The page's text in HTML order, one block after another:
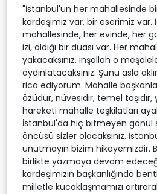
"İstanbul'un her mahallesinde
kardeşimiz var, bir eserimiz var.
mahallesinde, her evinde, her
izi, aldığı bir duası var. Her
yakacaksınız, inşallah o
aydınlatacaksınız. Şunu asla
rica ediyorum. Mahalle
özüdür, nüvesidir, temel taşıdır,
hareketi mahalle teşkilatları
İstanbul'da hiç bitmeyen gönül
öncüsü sizler olacaksınız.
unutmayın bizim hikayemizdir.
birlikte yazmaya devam
kardeşimizin başkanlığında
milletle kucaklaşmamızı